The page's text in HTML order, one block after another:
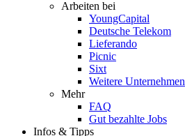
Arbeiten bei
YoungCapital
Deutsche Telekom
Lieferando
Picnic
Sixt
Weitere Unternehmen
Mehr
FAQ
Gut bezahlte Jobs
Infos & Tipps